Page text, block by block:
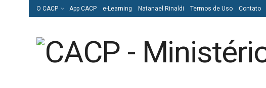
O CACP App CACP e-Learning Natanael Rinaldi Termos de Uso Contato